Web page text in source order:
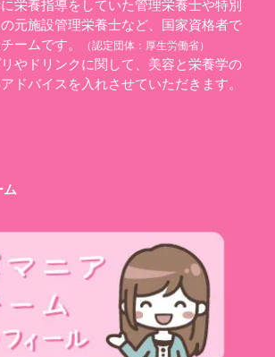
栄養指導をしていた管理栄養士や特別
元施設管理栄養士など、国家資格者で
ームです。
（認定団体： 厚生労働省）
やドリンクに関して、美容と栄養学の
ドバイスを入れさせていただきます。
ム